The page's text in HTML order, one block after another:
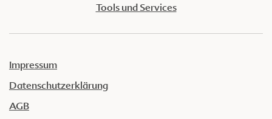
Tools und Services
Impressum
Datenschutzerklärung
AGB